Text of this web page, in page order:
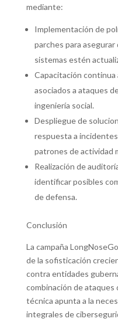
mediante:
Implementación de
parches para
sistemas estén
Capacitación continua
asociados a ataques
ingeniería social.
Despliegue de
respuesta a
patrones de actividad
Realización de
identificar posibles
de defensa.
Conclusión
La campaña
de la sofisticación
contra entidades
combinación de ataques
técnica apunta a la
integrales de